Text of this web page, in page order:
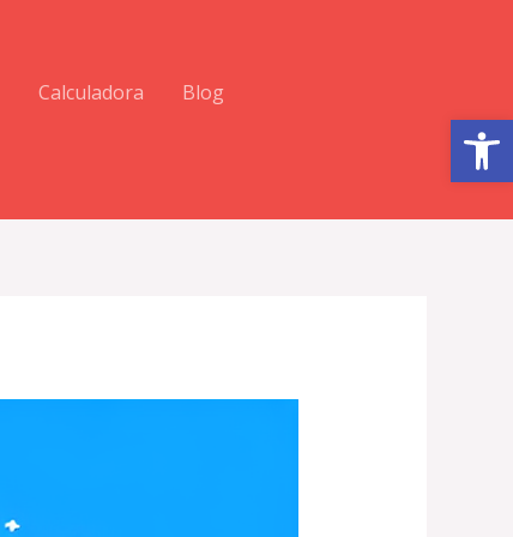
Abrir barra de herramientas
Calculadora
Blog